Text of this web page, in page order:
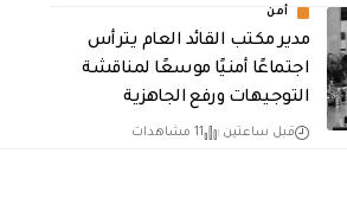
أمن
مدير مكتب القائد العام يترأس
اجتماعًا أمنيًا موسعًا لمناقشة
التوجيهات ورفع الجاهزية
قبل ساعتين 11 مشاهدات